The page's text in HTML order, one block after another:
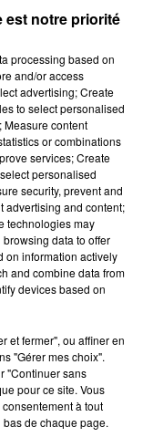
so I can
le mouvement
aussi sur la
hilarante","Où
aurais pu
est notre priorité
processing based on
and/or access
advertising; Create
to select personalised
Measure content
or combinations
services; Create
personalised
security, prevent and
advertising and content;
technologies may
data to offer
on information actively
and combine data from
devices based on
et fermer", ou affiner en
"Gérer mes choix".
"Continuer sans
pour ce site. Vous
à tout
de chaque page.